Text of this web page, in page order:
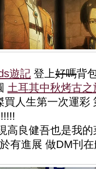
遊記 登上好嗎背
土耳其中秋烤古之
買人生第一次運彩
高良健吾也是我的
有進展 做DM刊